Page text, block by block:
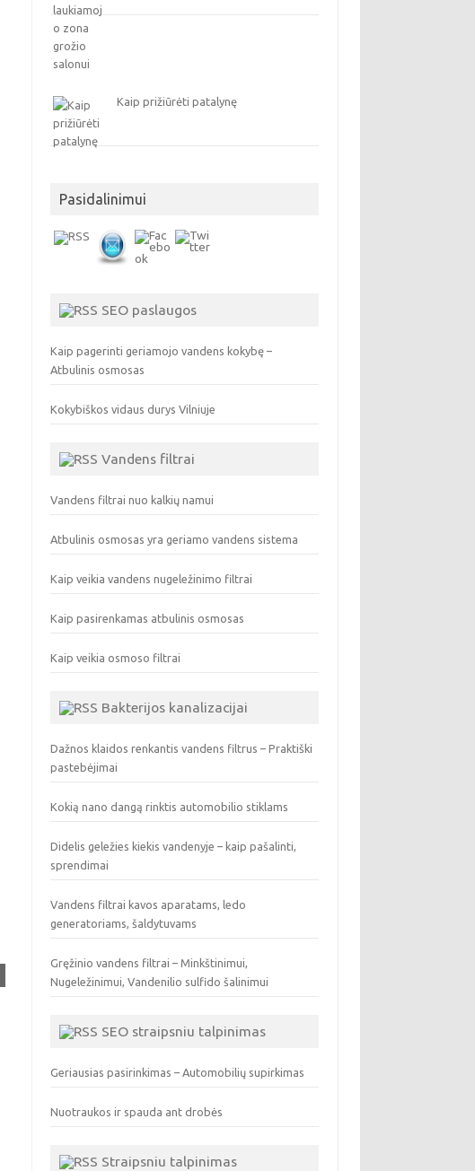
Kaip prižiūrėti patalynę
Pasidalinimui
SEO paslaugos
Kaip pagerinti geriamojo vandens kokybę –
Atbulinis osmosas
Kokybiškos vidaus durys Vilniuje
Vandens filtrai
Vandens filtrai nuo kalkių namui
Atbulinis osmosas yra geriamo vandens sistema
Kaip veikia vandens nugeležinimo filtrai
Kaip pasirenkamas atbulinis osmosas
Kaip veikia osmoso filtrai
Bakterijos kanalizacijai
Dažnos klaidos renkantis vandens filtrus – Praktiški
pastebėjimai
Kokią nano dangą rinktis automobilio stiklams
Didelis geležies kiekis vandenyje – kaip pašalinti,
sprendimai
Vandens filtrai kavos aparatams, ledo
generatoriams, šaldytuvams
Gręžinio vandens filtrai – Minkštinimui,
Nugeležinimui, Vandenilio sulfido šalinimui
SEO straipsniu talpinimas
Geriausias pasirinkimas – Automobilių supirkimas
Nuotraukos ir spauda ant drobės
Straipsniu talpinimas